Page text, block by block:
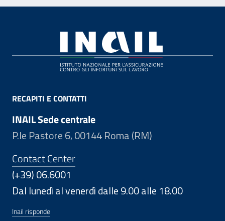
RECAPITI E CONTATTI
INAIL Sede centrale
P.le Pastore 6, 00144 Roma (RM)
Contact Center
(+39) 06.6001
Dal lunedì al venerdì dalle 9.00 alle 18.00
Inail risponde